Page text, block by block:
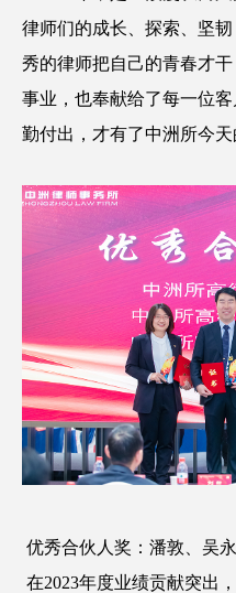
律师们的成长、探索、坚
秀的律师把自己的青春才
事业，也奉献给了每一位
勤付出，才有了中洲所今天
优秀合伙人奖：潘敦、吴
在2023年度业绩贡献突出